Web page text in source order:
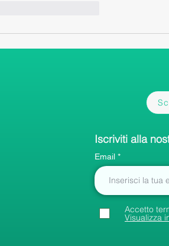
Iscriviti alla
Email
Accetto
Visualizza